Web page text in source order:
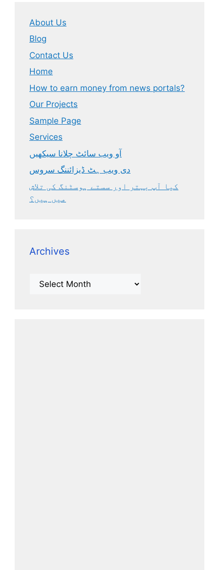
About Us
Blog
Contact Us
Home
How to earn money from news portals?
Our Projects
Sample Page
Services
آو ویب سائٹ چلانا سیکھیں
دی ویب ہٹ ڈیزائننگ سروس
کیا آپ بہتر اور سستے ہوسٹنگ کی تلاش
میں ہیں؟
Archives
Archives